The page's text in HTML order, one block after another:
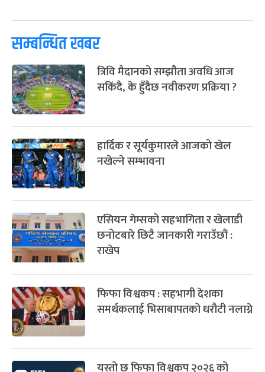
७ पूर्णिमा व्रत ७ महिना बाँकी
८
सोम चैत्र ८, २०८३-Mar 22, 2027
सम्बन्धित खबर
त्रिवि मैदानको सम्झौता अवधि आज
सकिंदै, के हुँदैछ नवीकरण प्रक्रिया ?
हार्दिक र सूर्यकुमारले आजको खेल
नखेल्ने सम्भावना
एसियन गेम्सको सहभागिता र खेलाडी
छनोटबारे छिटै जानकारी गराउँछाैं :
राखेप
फिफा विश्वकप : सहभागी देशका
समर्थकलाई भिसाबापतको धरौटी नलाग्ने